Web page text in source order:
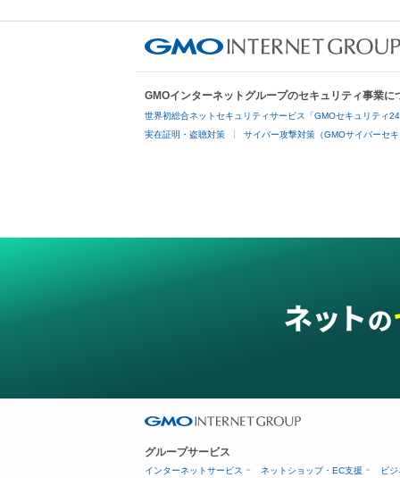
GMOインターネットグループのセキュリティ事業に
世界初総合ネットセキュリティサービス「GMOセキュリティ
実在証明・盗聴対策
サイバー攻撃対策（GMOサイバーセ
グループサービス
インターネットサービス ネットショップ・EC支援 ビ